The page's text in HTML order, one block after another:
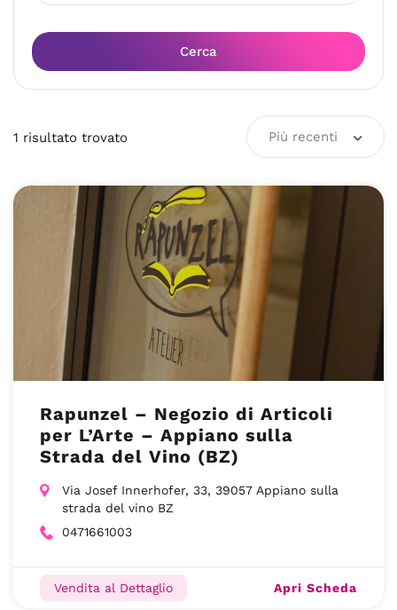
Cerca
1 risultato trovato Più recenti
Rapunzel – Negozio di Articoli
per L’Arte – Appiano sulla
Strada del Vino (BZ)
Via Josef Innerhofer, 33, 39057 Appiano sulla
strada del vino BZ
0471661003
Vendita al Dettaglio Apri Scheda